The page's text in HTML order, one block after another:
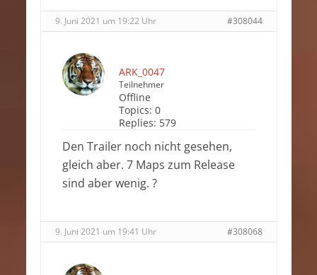
9. Juni 2021 um 19:22 Uhr #308044
ARK_0047
Teilnehmer
Offline
Topics: 0
Replies: 579
Den Trailer noch nicht gesehen,
gleich aber. 7 Maps zum Release
sind aber wenig. ?
9. Juni 2021 um 19:41 Uhr #308068